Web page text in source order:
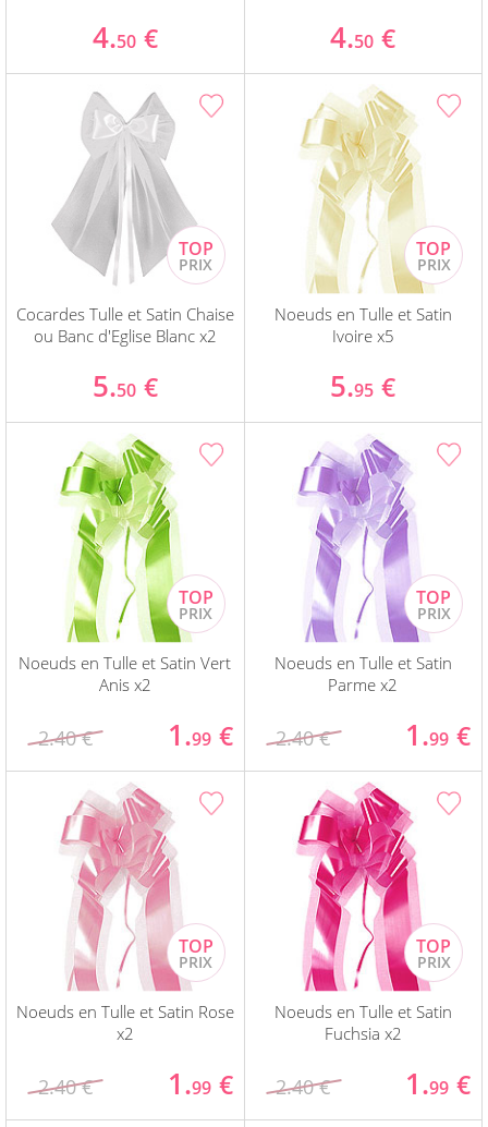
4.50 € 4.50 €
Cocardes Tulle et Satin Chaise
ou Banc d'Eglise Blanc x2
5.50 €
Noeuds en Tulle et Satin
Ivoire x5
5.95 €
Noeuds en Tulle et Satin Vert
Anis x2
2.40 € 1.99 €
Noeuds en Tulle et Satin
Parme x2
2.40 € 1.99 €
Noeuds en Tulle et Satin Rose
x2
2.40 € 1.99 €
Noeuds en Tulle et Satin
Fuchsia x2
2.40 € 1.99 €